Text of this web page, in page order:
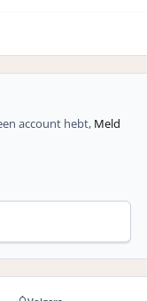
account hebt, Meld